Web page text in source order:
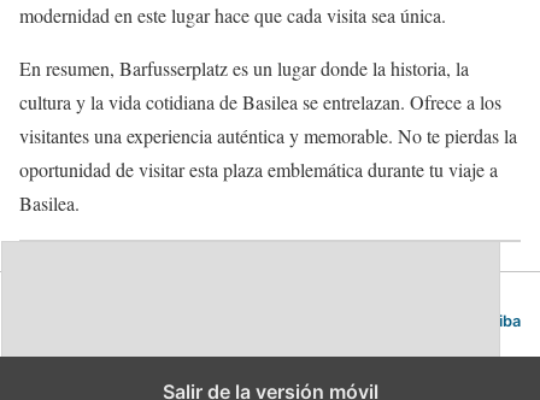
modernidad en este lugar hace que cada visita sea única.
En resumen, Barfusserplatz es un lugar donde la historia, la
cultura y la vida cotidiana de Basilea se entrelazan. Ofrece a los
visitantes una experiencia auténtica y memorable. No te pierdas la
oportunidad de visitar esta plaza emblemática durante tu viaje a
Basilea.
Volver arriba
Salir de la versión móvil